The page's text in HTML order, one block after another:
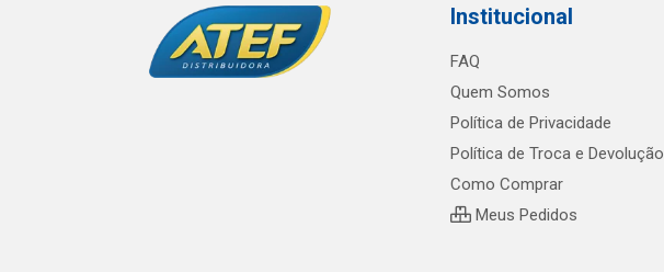
Institucional
FAQ
Quem Somos
Política de Privacidade
Política de Troca e Devolução
Como Comprar
Meus Pedidos